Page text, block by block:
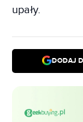
upały.
DODAJ